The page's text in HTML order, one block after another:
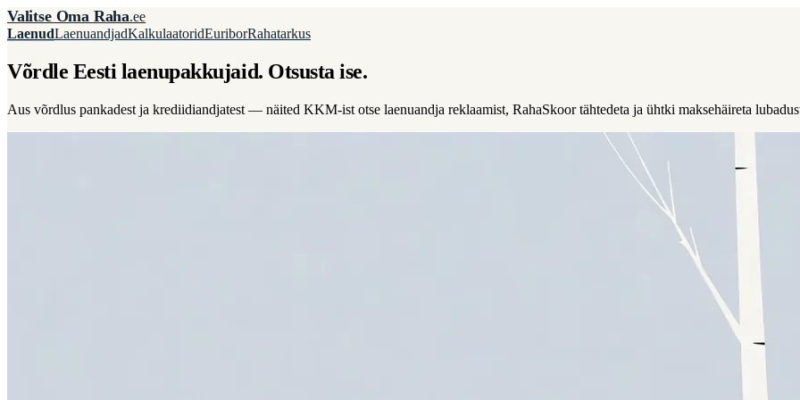
Valitse Oma Raha.ee
LaenudLaenuandjadKalkulaatoridEuriborRahatarkus
Võrdle Eesti laenupakkujaid. Otsusta ise.
Aus võrdlus pankadest ja krediidiandjatest — näited KKM-ist otse laenuandja reklaamist, RahaSkoor tähtedeta ja ühtki maksehäireta